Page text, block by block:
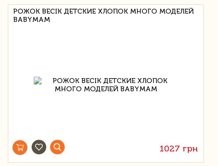
РОЖОК BECIK ДЕТСКИЕ ХЛОПОК МНОГО МОДЕЛЕЙ
BABYMAM
1027 грн